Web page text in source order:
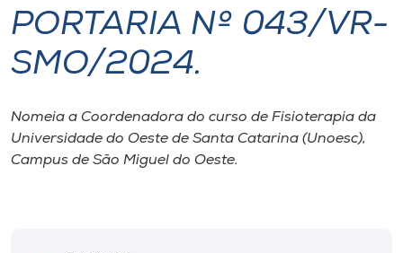
Internacionalização
I.nova
Diplomados
PORTARIA Nº 043/VR-
SMO/2024.
Nomeia a Coordenadora do curso de Fisioterapia da
Universidade do Oeste de Santa Catarina (Unoesc),
Campus de São Miguel do Oeste.